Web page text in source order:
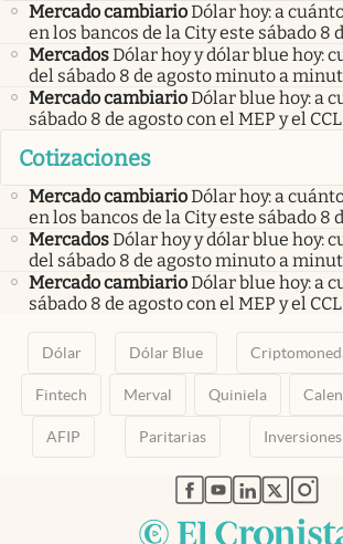
Mercado cambiarioDólar hoy: a
en los bancos de la City este sábado 8
MercadosDólar hoy y dólar blue hoy:
del sábado 8 de agosto minuto a
Mercado cambiarioDólar blue hoy: a
sábado 8 de agosto con el MEP y el CCL
Cotizaciones
Mercado cambiarioDólar hoy: a
en los bancos de la City este sábado 8
MercadosDólar hoy y dólar blue hoy:
del sábado 8 de agosto minuto a
Mercado cambiarioDólar blue hoy: a
sábado 8 de agosto con el MEP y el CCL
Dólar Dólar Blue
Fintech Merval Quiniela
AFIP Paritarias Inversiones
abre en nueva
abre en nueva
abre en
abre